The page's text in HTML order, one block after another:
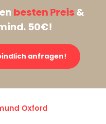
besten Preis&
50€!
anfragen!
Oxford